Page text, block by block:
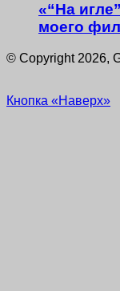
«“На
моего
© Copyright 2026,
Кнопка «Наверх»